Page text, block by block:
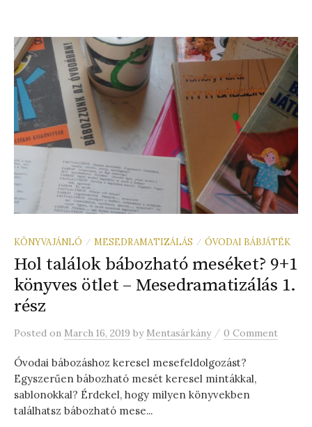
KÖNYVAJÁNLÓ / MESEDRAMATIZÁLÁS / ÓVODAI BÁBJÁTÉK
Hol találok bábozható meséket? 9+1
könyves ötlet – Mesedramatizálás 1.
rész
Posted on March 16, 2019 by Mentasárkány / 0 Comment
Óvodai bábozáshoz keresel mesefeldolgozást?
Egyszerűen bábozható mesét keresel mintákkal,
sablonokkal? Érdekel, hogy milyen könyvekben
találhatsz bábozható mese...